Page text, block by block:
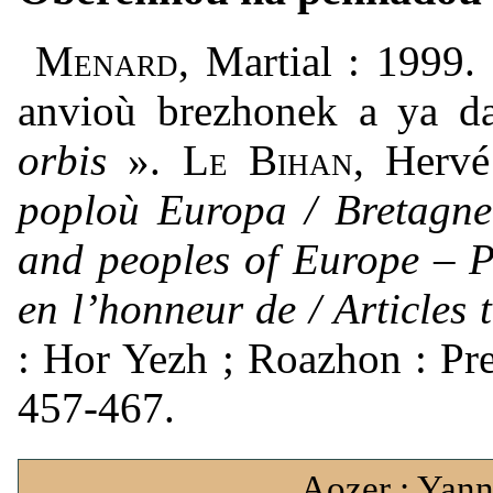
Menard, Martial : 1999.
anvioù brezhonek a ya
orbis ». Le Bihan,
poploù Europa /
and peoples of Europe –
en l’honneur de / Articles
: Hor Yezh ; Roazhon :
457-467.